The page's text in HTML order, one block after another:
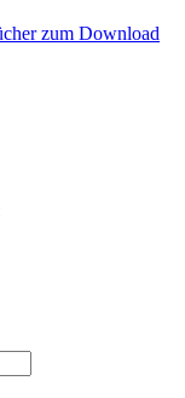
zum Download